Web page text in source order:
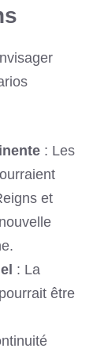
: Les
et
: La
être